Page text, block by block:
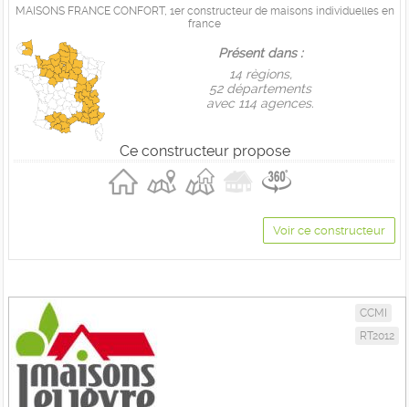
MAISONS FRANCE CONFORT, 1er constructeur de maisons individuelles en
france
Présent dans :
14 règions,
52 départements
avec 114 agences.
Ce constructeur propose
Voir ce constructeur
CCMI
RT2012